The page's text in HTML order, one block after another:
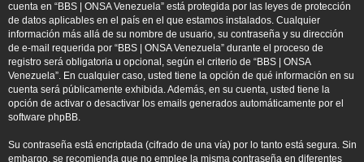
cuenta en “BBS | ONSA Venezuela” está protegida por las leyes de protección
de datos aplicables en el país en el que estamos instalados. Cualquier
información más allá de su nombre de usuario, su contraseña y su dirección
de e-mail requerida por “BBS | ONSA Venezuela” durante el proceso de
registro será obligatoria u opcional, según el criterio de “BBS | ONSA
Venezuela”. En cualquier caso, usted tiene la opción de qué información en su
cuenta será públicamente exhibida. Además, en su cuenta, usted tiene la
opción de activar o desactivar los emails generados automáticamente por el
software phpBB.
Su contraseña está encriptada (cifrado de una vía) por lo tanto está segura. Sin
embargo, se recomienda que no emplee la misma contraseña en diferentes